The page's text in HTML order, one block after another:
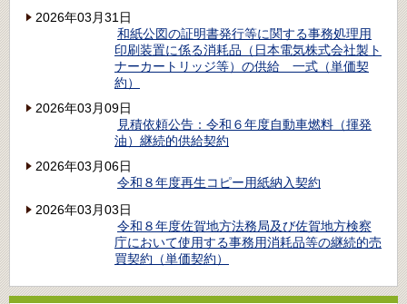
2026年03月31日
和紙公図の証明書発行等に関する事務処理用
印刷装置に係る消耗品（日本電気株式会社製ト
ナーカートリッジ等）の供給 一式（単価契
約）
2026年03月09日
見積依頼公告：令和６年度自動車燃料（揮発
油）継続的供給契約
2026年03月06日
令和８年度再生コピー用紙納入契約
2026年03月03日
令和８年度佐賀地方法務局及び佐賀地方検察
庁において使用する事務用消耗品等の継続的売
買契約（単価契約）